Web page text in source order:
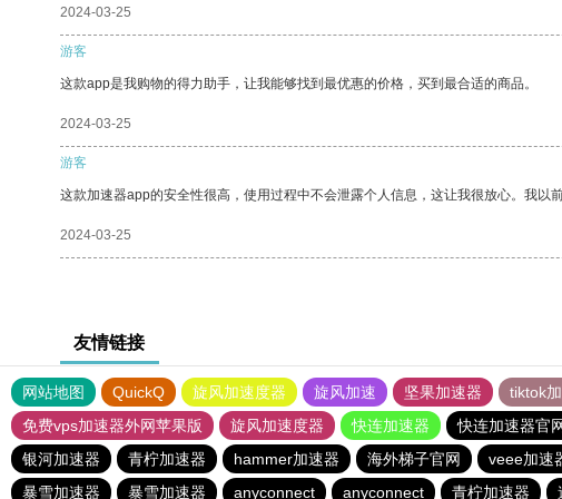
2024-03-25
游客
这款app是我购物的得力助手，让我能够找到最优惠的价格，买到最合适的商品。
2024-03-25
游客
这款加速器app的安全性很高，使用过程中不会泄露个人信息，这让我很放心。我以
2024-03-25
友情链接
网站地图 QuickQ 旋风加速度器 旋风加速 坚果加速器 tiktok
免费vps加速器外网苹果版
旋风加速度器 快连加速器 快连加速器官
银河加速器
青柠加速器 hammer加速器 海外梯子官网 veee加速
暴雪加速器
暴雪加速器 anyconnect anyconnect 青柠加速器